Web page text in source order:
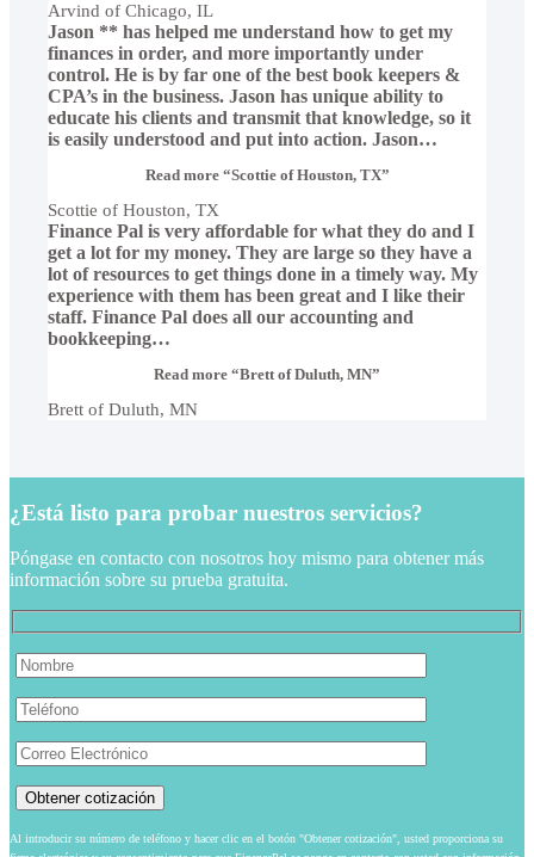
Arvind of Chicago, IL
Jason ** has helped me understand how to get my
finances in order, and more importantly under
control. He is by far one of the best book keepers &
CPA’s in the business. Jason has unique ability to
educate his clients and transmit that knowledge, so it
is easily understood and put into action. Jason…
Read more“Scottie of Houston, TX”
Scottie of Houston, TX
Finance Pal is very affordable for what they do and I
get a lot for my money. They are large so they have a
lot of resources to get things done in a timely way. My
experience with them has been great and I like their
staff. Finance Pal does all our accounting and
bookkeeping…
Read more “Brett of Duluth, MN”
Brett of Duluth, MN
¿Está listo para probar nuestros servicios?
Póngase en contacto con nosotros hoy mismo para obtener más
información sobre su prueba gratuita.
Al introducir su número de teléfono y hacer clic en el botón "Obtener cotización", usted proporciona su